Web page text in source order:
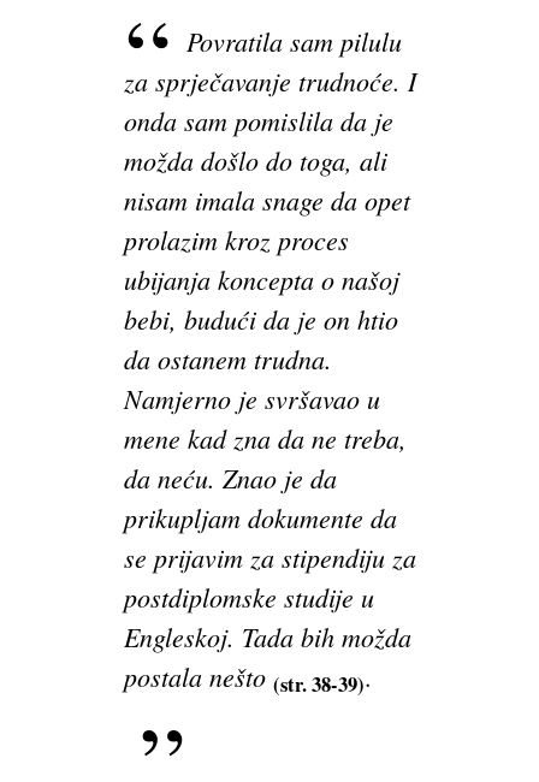
Povratila sam pilulu
za sprječavanje trudnoće. I
onda sam pomislila da je
možda došlo do toga, ali
nisam imala snage da opet
prolazim kroz proces
ubijanja koncepta o našoj
bebi, budući da je on htio
da ostanem trudna.
Namjerno je svršavao u
mene kad zna da ne treba,
da neću. Znao je da
prikupljam dokumente da
se prijavim za stipendiju za
postdiplomske studije u
Engleskoj. Tada bih možda
postala nešto (str. 38-39).